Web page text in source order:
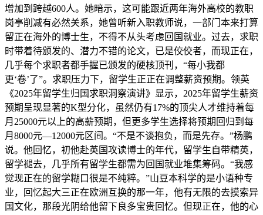
增加到跨越600人。她暗示，这可能跟近两年海外高校的教职
岗亭削减有必然关系，她曾听新入职教师说，一部门本来打算
留正在海外的博士生，不得不从头考虑回国就业。过去，求职
时带着待颁发的、潜力不错的论文，已是佼佼者，而现正在，
几乎每个求职者都手握已颁发的硬核顶刊，“每小我都
更‘卷’了”。求职压力下，留学生正正在调整薪资预期。领英
《2025年留学生归国求职洞察演讲》显示，2025年留学生薪资
预期呈现显著的K型分化，虽然仍有17%的顶尖人才维持着每
月25000元以上的高薪预期，但更多学生选择将预期回归到每
月8000元—12000元区间。“不是不谈抱负，而是先存。”杨鹏
说。他回忆，初他赴英国攻读博士的年代，留学生自带精英，
留学褪去，几乎所有留学生都需为回国就业堆集筹码。“我感
觉现正在的留学糊口很是不纯粹。”山豆本科学的是小语种专
业，回忆起大三正在欧洲互换的那一年，他有无限的去摸索异
国文化，那段光阴给他留下良多宝贵回忆。但现正在，他的心